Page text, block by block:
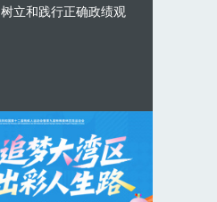
树立和践行正确政绩观